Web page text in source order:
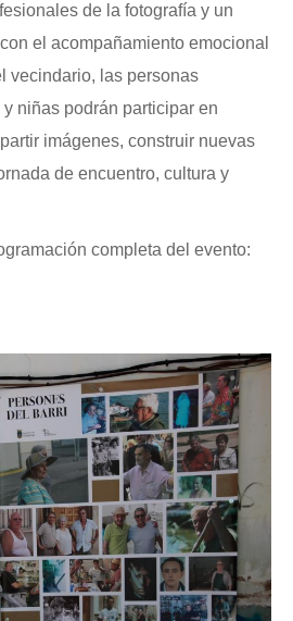
de la fotografía y un
el acompañamiento emocional
vecindario, las personas
niñas podrán participar en
imágenes, construir nuevas
de encuentro, cultura y
completa del evento: